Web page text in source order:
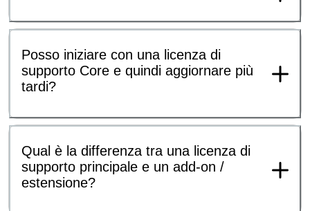
Posso iniziare con una licenza di
supporto Core e quindi aggiornare più
tardi?
Qual è la differenza tra una licenza di
supporto principale e un add-on /
estensione?